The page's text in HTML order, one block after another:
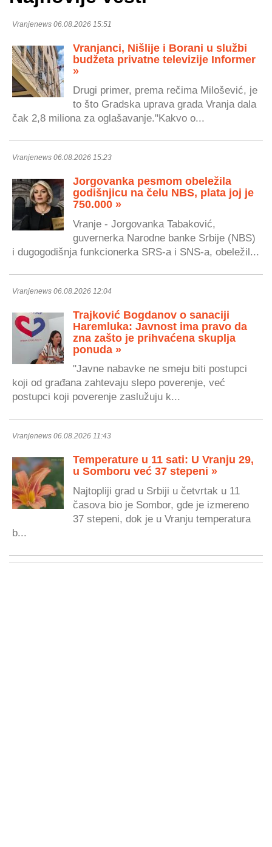
Vranjenews 06.08.2026 15:51
Vranjanci, Nišlije i Borani u službi
budžeta privatne televizije Informer
»
Drugi primer, prema rečima Milošević, je
to što Gradska uprava grada Vranja dala
čak 2,8 miliona za oglašavanje."Kakvo o...
Vranjenews 06.08.2026 15:23
Jorgovanka pesmom obeležila
godišnjicu na čelu NBS, plata joj je
750.000 »
Vranje - Jorgovanka Tabaković,
guvernerka Narodne banke Srbije (NBS)
i dugogodišnja funkcionerka SRS-a i SNS-a, obeležil...
Vranjenews 06.08.2026 12:04
Trajković Bogdanov o sanaciji
Haremluka: Javnost ima pravo da
zna zašto je prihvaćena skuplja
ponuda »
"Javne nabavke ne smeju biti postupci
koji od građana zahtevaju slepo poverenje, već
postupci koji poverenje zaslužuju k...
Vranjenews 06.08.2026 11:43
Temperature u 11 sati: U Vranju 29,
u Somboru već 37 stepeni »
Najtopliji grad u Srbiji u četvrtak u 11
časova bio je Sombor, gde je izmereno
37 stepeni, dok je u Vranju temperatura
b...